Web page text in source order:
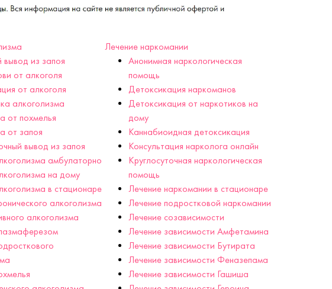
вывод из запоя
от алкоголя
от алкоголя
алкоголизма
от похмелья
от запоя
вывод из запоя
амбулаторно
на дому
в стационаре
алкоголизма
алкоголизма
Лечение наркомании
Анонимная наркологическая
помощь
Детоксикация наркоманов
Детоксикация от наркотиков на
дому
Каннабиоидная детоксикация
Консультация нарколога онлайн
Круглосуточная наркологическая
помощь
Лечение наркомании в стационаре
Лечение подростковой наркомании
Лечение созависимости
Лечение зависимости Амфетамина
Лечение зависимости Бутирата
Лечение зависимости Феназепама
Лечение зависимости Гашиша